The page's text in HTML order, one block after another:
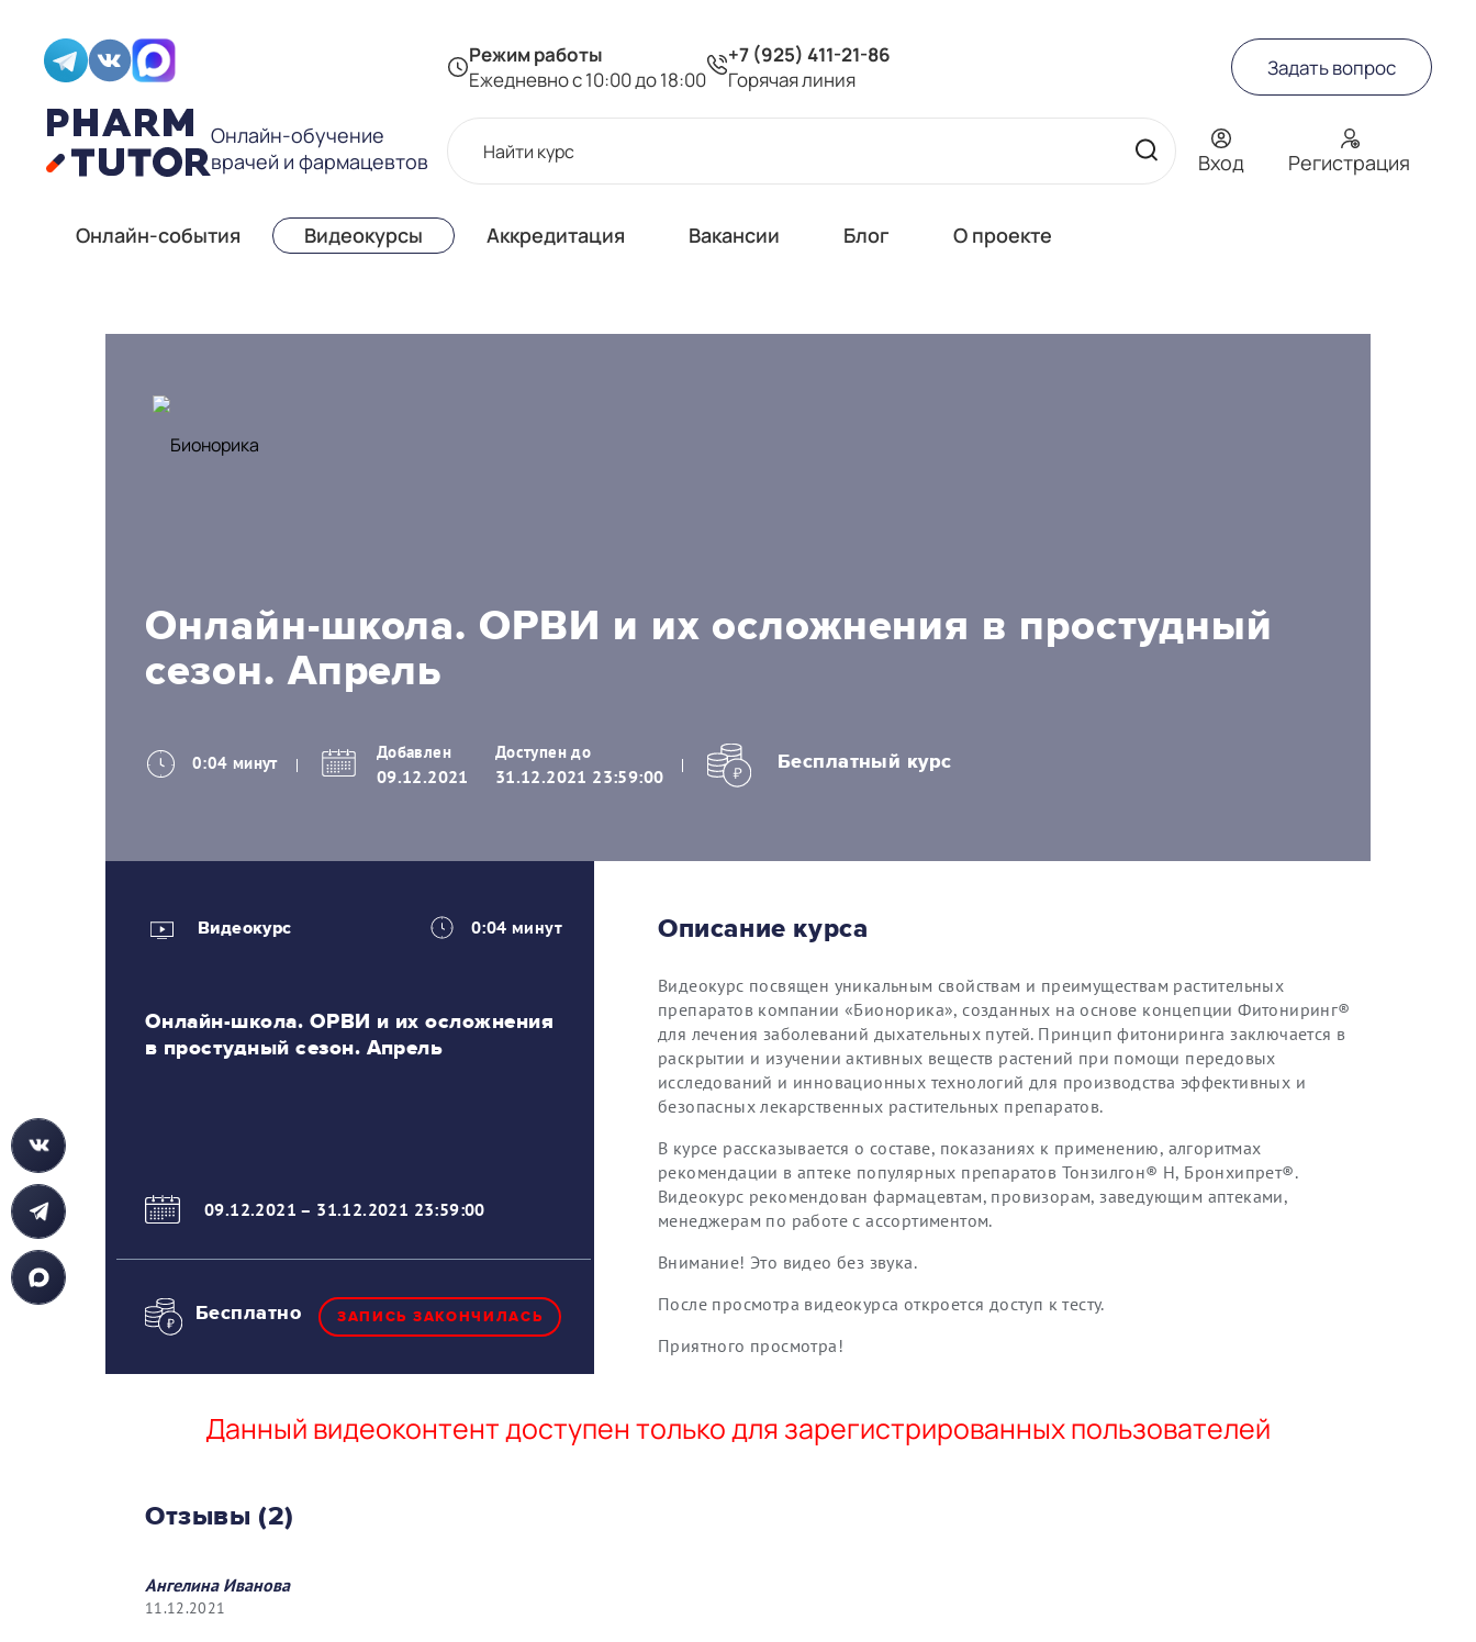
Онлайн-обучение
врачей и фармацевтов
Режим работы
Ежедневно с 10:00 до 18:00
+7 (925) 411-21-86
Горячая линия
Задать вопрос
Вход Регистрация
Онлайн-события Видеокурсы Аккредитация Вакансии Блог О проекте
Онлайн-школа. ОРВИ и их осложнения в простудный
сезон. Апрель
0:04 минут
Добавлен
09.12.2021
Доступен до
31.12.2021 23:59:00
Бесплатный курс
Видеокурс 0:04 минут
Онлайн-школа. ОРВИ и их осложнения
в простудный сезон. Апрель
09.12.2021 – 31.12.2021 23:59:00
Бесплатно ЗАПИСЬ ЗАКОНЧИЛАСЬ
Описание курса
Видеокурс посвящен уникальным свойствам и преимуществам растительных
препаратов компании «Бионорика», созданных на основе концепции Фитониринг®
для лечения заболеваний дыхательных путей. Принцип фитониринга заключается в
раскрытии и изучении активных веществ растений при помощи передовых
исследований и инновационных технологий для производства эффективных и
безопасных лекарственных растительных препаратов.
В курсе рассказывается о составе, показаниях к применению, алгоритмах
рекомендации в аптеке популярных препаратов Тонзилгон® Н, Бронхипрет®.
Видеокурс рекомендован фармацевтам, провизорам, заведующим аптеками,
менеджерам по работе с ассортиментом.
Внимание! Это видео без звука.
После просмотра видеокурса откроется доступ к тесту.
Приятного просмотра!
Данный видеоконтент доступен только для зарегистрированных пользователей
Отзывы (2)
Ангелина Иванова
11.12.2021